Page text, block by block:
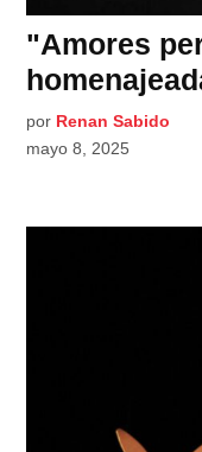
"Amores
por Renan Sabido
mayo 8, 2025